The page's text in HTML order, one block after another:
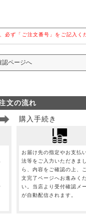
ず「ご注文番号」をご記入く
文の流れ
購入手続き
お届け先の指定やお支払
法等をご入力いただきま
ら、内容をご確認の上、
文完了ページへお進みく
い。当店より受付確認メ
が自動配信されます。